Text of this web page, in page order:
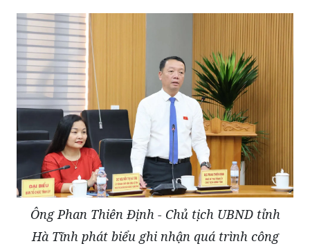
Ông Phan Thiên Định - Chủ tịch UBND tỉnh
Hà Tĩnh phát biểu ghi nhận quá trình công